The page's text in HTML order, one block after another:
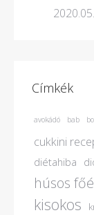
Címkék
avokádó bab
cukkini
diétahiba
húsos
kisokos